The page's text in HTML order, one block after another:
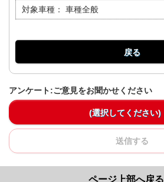
対象車種： 車種全般
戻る
アンケート:ご意見をお聞かせください
(選択してください)
送信する
ページ上部へ戻る